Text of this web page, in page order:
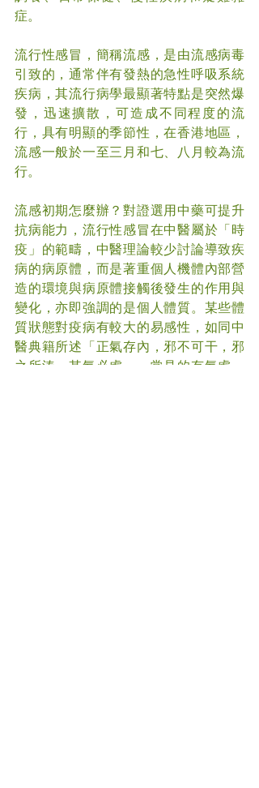
症。
流行性感冒，簡稱流感，是由流感病毒
引致的，通常伴有發熱的急性呼吸系統
疾病，其流行病學最顯著特點是突然爆
發，迅速擴散，可造成不同程度的流
行，具有明顯的季節性，在香港地區，
流感一般於一至三月和七、八月較為流
行。
流感初期怎麼辦？對證選用中藥可提升
抗病能力，流行性感冒在中醫屬於「時
疫」的範疇，中醫理論較少討論導致疾
病的病原體，而是著重個人機體內部營
造的環境與病原體接觸後發生的作用與
變化，亦即強調的是個人體質。某些體
質狀態對疫病有較大的易感性，如同中
醫典籍所述「正氣存內，邪不可干，邪
之所湊，其氣必虛」，常見的有氣虛、